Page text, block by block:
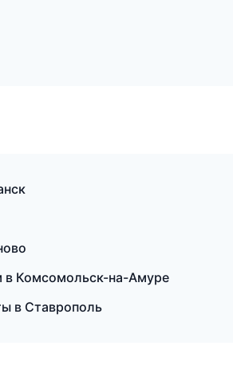
в Комсомольск-на-Амуре
в Ставрополь